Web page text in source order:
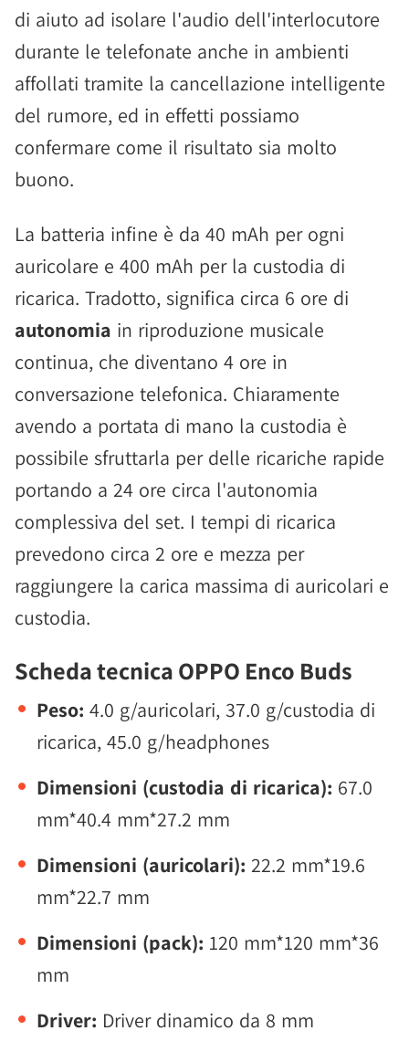
di aiuto ad isolare l'audio dell'interlocutore
durante le telefonate anche in ambienti
affollati tramite la cancellazione intelligente
del rumore, ed in effetti possiamo
confermare come il risultato sia molto
buono.
La batteria infine è da 40 mAh per ogni
auricolare e 400 mAh per la custodia di
ricarica. Tradotto, significa circa 6 ore di
autonomia in riproduzione musicale
continua, che diventano 4 ore in
conversazione telefonica. Chiaramente
avendo a portata di mano la custodia è
possibile sfruttarla per delle ricariche rapide
portando a 24 ore circa l'autonomia
complessiva del set. I tempi di ricarica
prevedono circa 2 ore e mezza per
raggiungere la carica massima di auricolari e
custodia.
Scheda tecnica OPPO Enco Buds
Peso: 4.0 g/auricolari, 37.0 g/custodia di
ricarica, 45.0 g/headphones
Dimensioni (custodia di ricarica): 67.0
mm*40.4 mm*27.2 mm
Dimensioni (auricolari): 22.2 mm*19.6
mm*22.7 mm
Dimensioni (pack): 120 mm*120 mm*36
mm
Driver: Driver dinamico da 8 mm